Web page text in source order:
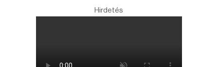
Hirdetés